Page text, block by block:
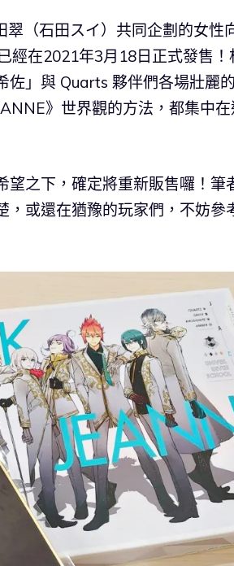
翠（石田スイ）共同企劃的女性
經在2021年3月18日正式發售
」與 Quarts 夥伴們各場壯麗
》世界觀的方法，都集中
之下，確定將重新販售囉！筆
或還在猶豫的玩家們，不妨參